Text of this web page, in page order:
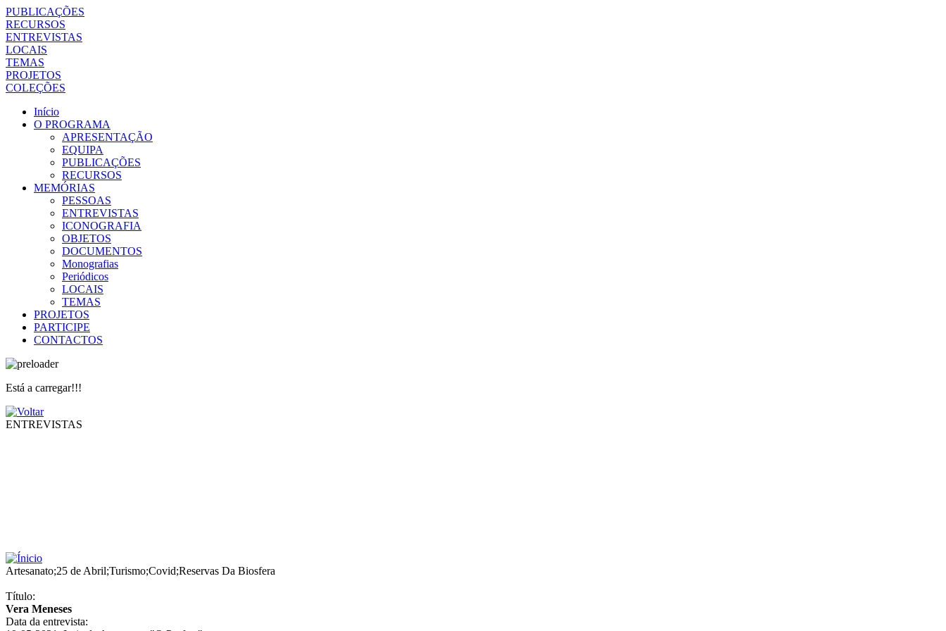
PUBLICAÇÕES
RECURSOS
ENTREVISTAS
LOCAIS
TEMAS
PROJETOS
COLEÇÕES
Início
O PROGRAMA
APRESENTAÇÃO
EQUIPA
PUBLICAÇÕES
RECURSOS
MEMÓRIAS
PESSOAS
ENTREVISTAS
ICONOGRAFIA
OBJETOS
DOCUMENTOS
Monografias
Periódicos
LOCAIS
TEMAS
PROJETOS
PARTICIPE
CONTACTOS
Está a carregar!!!
ENTREVISTAS
Artesanato;25 de Abril;Turismo;Covid;Reservas Da Biosfera
Título:
Vera Meneses
Data da entrevista: